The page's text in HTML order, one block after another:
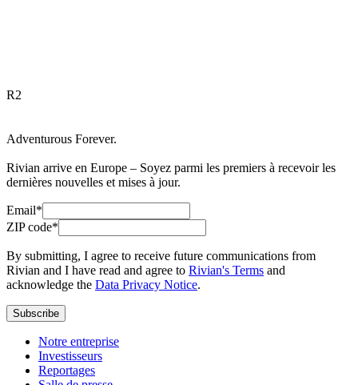
R2
Adventurous Forever.
Rivian arrive en Europe – Soyez parmi les premiers à recevoir les
dernières nouvelles et mises à jour.
Email*
ZIP code*
By submitting, I agree to receive future communications from
Rivian and I have read and agree to Rivian's Terms and
acknowledge the Data Privacy Notice.
Subscribe
Notre entreprise
Investisseurs
Reportages